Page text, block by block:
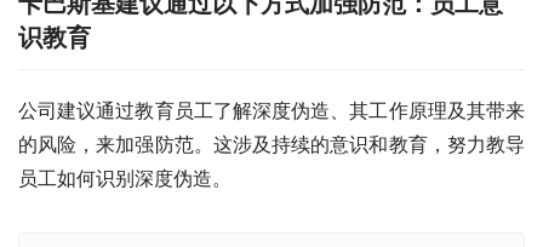
识教育
公司建议通过教育员工了解深度伪造、其工作原理及其带来
的风险，来加强防范。这涉及持续的意识和教育，努力教导
员工如何识别深度伪造。